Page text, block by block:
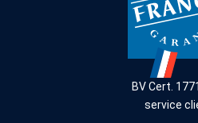
BV Cert.
service